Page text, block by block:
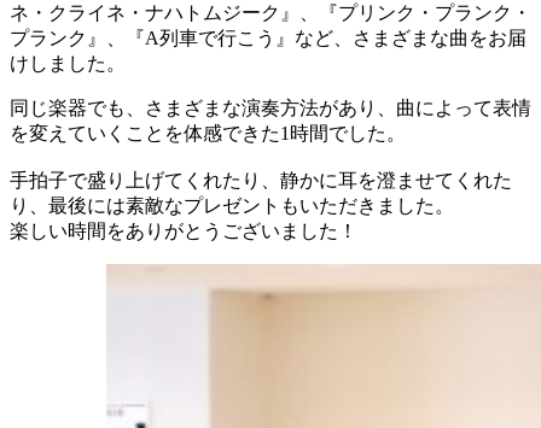
ネ・クライネ・ナハトムジーク』、『プリンク・プランク・
プランク』、『A列車で行こう』など、さまざまな曲をお届
けしました。
同じ楽器でも、さまざまな演奏方法があり、曲によって表情
を変えていくことを体感できた1時間でした。
手拍子で盛り上げてくれたり、静かに耳を澄ませてくれた
り、最後には素敵なプレゼントもいただきました。
楽しい時間をありがとうございました！